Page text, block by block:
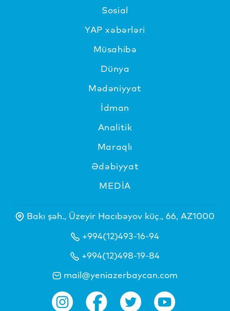
Sosial
YAP xəbərləri
Müsahibə
Dünya
Mədəniyyat
İdman
Analitik
Maraqlı
Ədəbiyyat
MEDİA
Bakı şəh., Üzeyir Hacıbəyov küç., 66, AZ1000
+994(12)493-16-94
+994(12)498-19-84
mail@yeniazerbaycan.com